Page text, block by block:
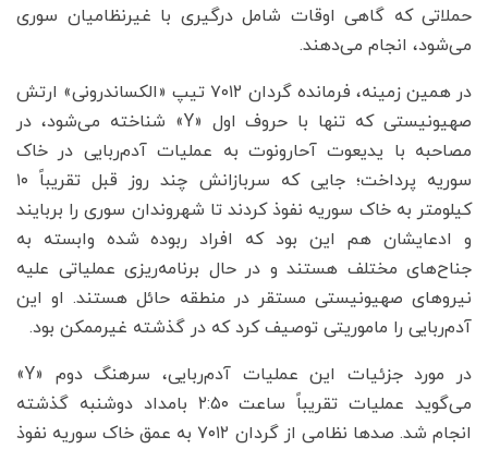
حملاتی که گاهی اوقات شامل درگیری با غیرنظامیان سوری
می‌شود، انجام می‌دهند.
در همین زمینه، فرمانده گردان ۷۰۱۲ تیپ «الکساندرونی» ارتش
صهیونیستی که تنها با حروف اول «Y» شناخته می‌شود، در
مصاحبه با یدیعوت آحارونوت به عملیات آدم‌ربایی در خاک
سوریه پرداخت؛ جایی که سربازانش چند روز قبل تقریباً ۱۰
کیلومتر به خاک سوریه نفوذ کردند تا شهروندان سوری را بربایند
و ادعایشان هم این بود که افراد ربوده شده وابسته به
جناح‌های مختلف هستند و در حال برنامه‌ریزی عملیاتی علیه
نیروهای صهیونیستی مستقر در منطقه حائل هستند. او این
آدم‌ربایی را ماموریتی توصیف کرد که در گذشته غیرممکن بود.
در مورد جزئیات این عملیات آدم‌ربایی، سرهنگ دوم «Y»
می‌گوید عملیات تقریباً ساعت ۲:۵۰ بامداد دوشنبه گذشته
انجام شد. صدها نظامی از گردان ۷۰۱۲ به عمق خاک سوریه نفوذ